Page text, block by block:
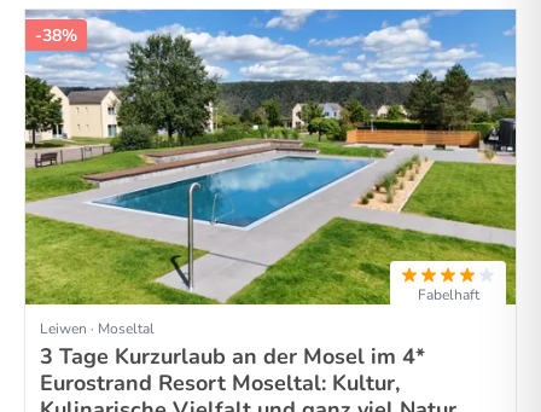
-38%
Fabelhaft
Leiwen · Moseltal
3 Tage Kurzurlaub an der Mosel im 4*
Eurostrand Resort Moseltal: Kultur,